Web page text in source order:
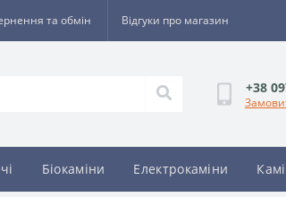
та обмін Відгуки про магазин
+38
Біокаміни Електрокаміни